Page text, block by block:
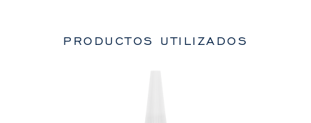
PRODUCTOS UTILIZADOS